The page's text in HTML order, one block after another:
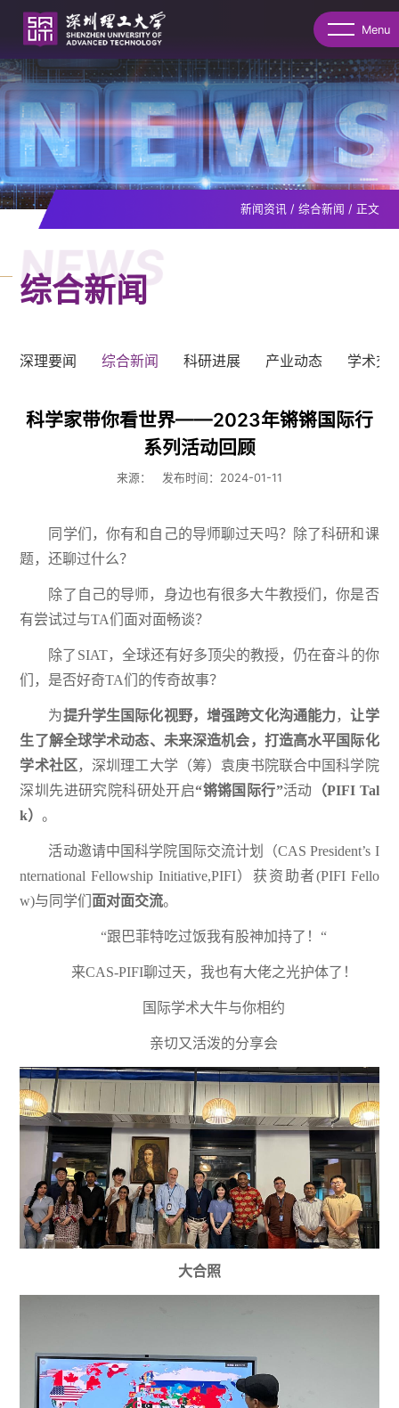
Menu
新闻资讯 / 综合新闻 / 正文
NEWS
综合新闻
深理要闻 综合新闻 科研进展 产业动态 学术交
​科学家带你看世界——2023年锵锵国际行
系列活动回顾
来源： 发布时间：2024-01-11
同学们，你有和自己的导师聊过天吗？除了科研和课
题，还聊过什么？
除了自己的导师，身边也有很多大牛教授们，你是否
有尝试过与TA们面对面畅谈？
除了SIAT，全球还有好多顶尖的教授，仍在奋斗的你
们，是否好奇TA们的传奇故事？
为提升学生国际化视野，增强跨文化沟通能力 ，让学
生了解全球学术动态、未来深造机会，打造高水平国际化
学术社区 ，深圳理工大学（筹）袁庚书院联合中国科学院
深圳先进研究院科研处开启“锵锵国际行”活动
（PIFI Tal
k）。
活动邀请中国科学院国际交流计划（CAS President’s I
nternational Fellowship Initiative,PIFI）获资助者(PIFI Fello
w)与同学们 面对面交流。
“跟巴菲特吃过饭我有股神加持了！“
来CAS-PIFI聊过天，我也有大佬之光护体了！
国际学术大牛与你相约
亲切又活泼的分享会
大合照